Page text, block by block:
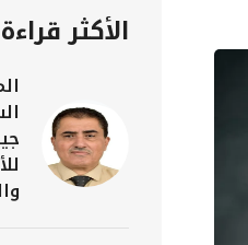
الأكثر قراءة